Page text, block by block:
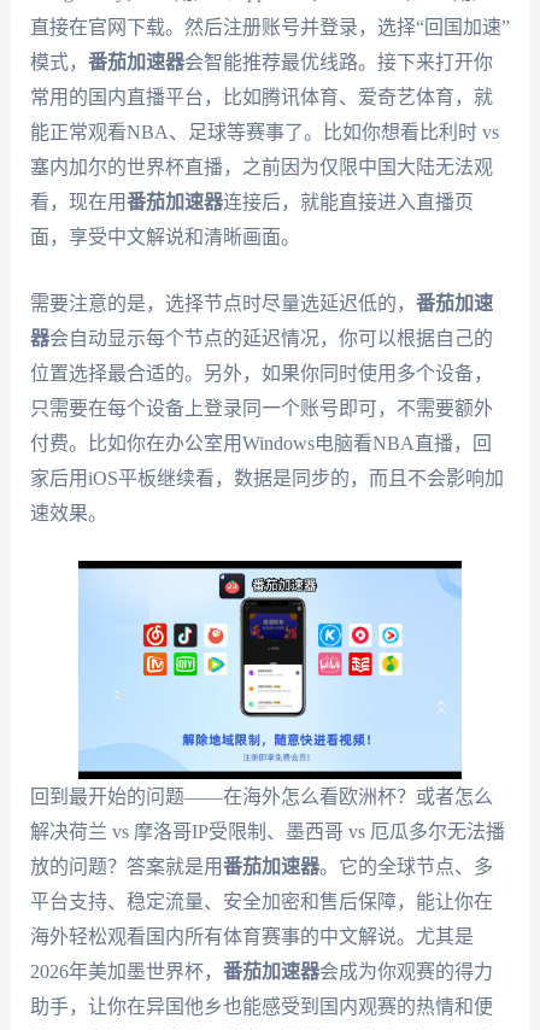
直接在官网下载。然后注册账号并登录，选择“回国加速”
模式， 番茄加速器会智能推荐最优线路。接下来打开你
常用的国内直播平台，比如腾讯体育、爱奇艺体育，就
能正常观看NBA、足球等赛事了。比如你想看比利时 vs
塞内加尔的世界杯直播，之前因为仅限中国大陆无法观
看，现在用番茄加速器连接后，就能直接进入直播页
面，享受中文解说和清晰画面。
需要注意的是，选择节点时尽量选延迟低的， 番茄加速
器会自动显示每个节点的延迟情况，你可以根据自己的
位置选择最合适的。另外，如果你同时使用多个设备，
只需要在每个设备上登录同一个账号即可，不需要额外
付费。比如你在办公室用Windows电脑看NBA直播，回
家后用iOS平板继续看，数据是同步的，而且不会影响加
速效果。
回到最开始的问题——在海外怎么看欧洲杯？或者怎么
解决荷兰 vs 摩洛哥IP受限制、墨西哥 vs 厄瓜多尔无法播
放的问题？答案就是用番茄加速器。它的全球节点、多
平台支持、稳定流量、安全加密和售后保障，能让你在
海外轻松观看国内所有体育赛事的中文解说。尤其是
2026年美加墨世界杯， 番茄加速器会成为你观赛的得力
助手，让你在异国他乡也能感受到国内观赛的热情和便